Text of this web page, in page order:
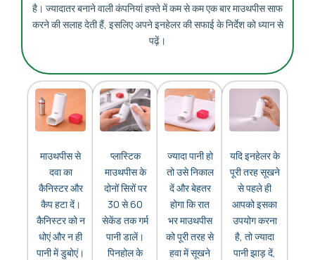
है। ज्यादातर बनाने वाली कंपनियां हफ्ते में कम से कम एक बार माउथपीस साफ
करने की सलाह देती हैं, इसलिए अपने इनहेलर की सफाई के निर्देश को ध्यान से
पढ़ें।
माउथपीस से
दवा का
कैनिस्टर और
कैप हटा दें।
कैनिस्टर को न
धोएं और न ही
पानी में डुबोएं।
प्लास्टिक
माउथपीस के
दोनों सिरों पर
30 से 60
सेकेंड तक गर्म
पानी डालें।
पिनहोल के
ज्यादा पानी हो
तो उसे निकाल
दें और बेहतर
होगा कि रात
भर माउथपीस
को पूरी तरह से
हवा में सूखने
यदि इनहेलर के
पूरी तरह सूखने
से पहले ही
आपको इसका
उपयोग करना
है, तो ज्यादा
पानी झाड़ दें,